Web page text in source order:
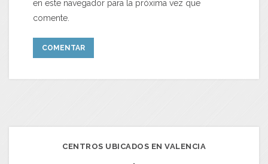
en este navegador para la próxima vez que
comente.
CENTROS UBICADOS EN VALENCIA